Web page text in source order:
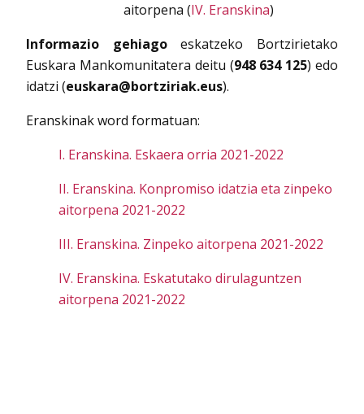
aitorpena (IV. Eranskina)
Informazio gehiagoeskatzeko Bortzirietako
Euskara Mankomunitatera deitu (948 634 125) edo
idatzi (euskara@bortziriak.eus).
Eranskinak word formatuan:
I. Eranskina. Eskaera orria 2021-2022
II. Eranskina. Konpromiso idatzia eta zinpeko
aitorpena 2021-2022
III. Eranskina. Zinpeko aitorpena 2021-2022
IV. Eranskina. Eskatutako dirulaguntzen
aitorpena 2021-2022